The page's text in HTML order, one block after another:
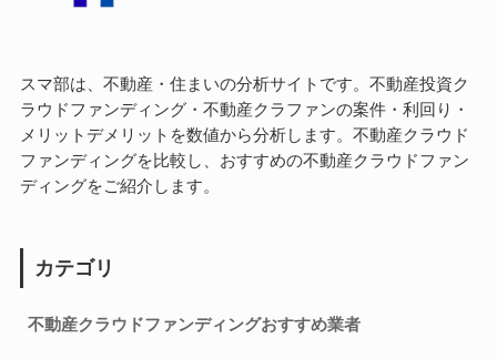
スマ部は、不動産・住まいの分析サイトです。不動産投資ク
ラウドファンディング・不動産クラファンの案件・利回り・
メリットデメリットを数値から分析します。不動産クラウド
ファンディングを比較し、おすすめの不動産クラウドファン
ディングをご紹介します。
カテゴリ
不動産クラウドファンディングおすすめ業者